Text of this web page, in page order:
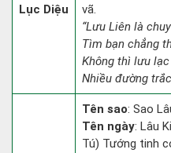
Lục Diệu
vã.
“Lưu Liên là
Tìm bạn chẳng
Không thì lưu
Nhiều đường
Tên sao: Sao
Tên ngày: Lâu
Tú) Tướng tinh